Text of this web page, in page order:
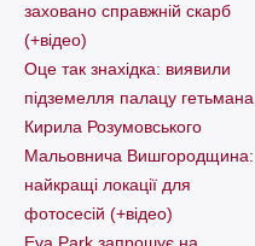
заховано справжній скарб
(+відео)
Оце так знахідка: виявили
підземелля палацу гетьмана
Кирила Розумовського
Мальовнича Вишгородщина:
найкращі локації для
фотосесій (+відео)